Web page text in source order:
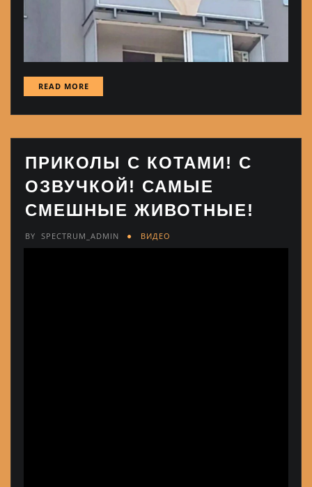
READ MORE
ПРИКОЛЫ С КОТАМИ! С
ОЗВУЧКОЙ! САМЫЕ
СМЕШНЫЕ ЖИВОТНЫЕ!
BY SPECTRUM_ADMIN ВИДЕО